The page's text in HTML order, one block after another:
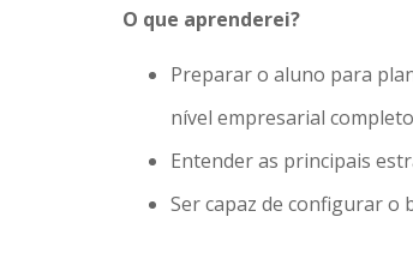
O que aprenderei?
Preparar o aluno para
nível empresarial completo
Entender as principais
Ser capaz de configurar o